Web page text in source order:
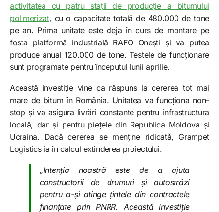
activitatea cu patru stații de producție a bitumului
polimerizat, cu o capacitate totală de 480.000 de tone
pe an. Prima unitate este deja în curs de montare pe
fosta platformă industrială RAFO Onești și va putea
produce anual 120.000 de tone. Testele de funcționare
sunt programate pentru începutul lunii aprilie.
Această investiție vine ca răspuns la cererea tot mai
mare de bitum în România. Unitatea va funcționa non-
stop și va asigura livrări constante pentru infrastructura
locală, dar și pentru piețele din Republica Moldova și
Ucraina. Dacă cererea se menține ridicată, Grampet
Logistics ia în calcul extinderea proiectului.
„Intenția noastră este de a ajuta
constructorii de drumuri și autostrăzi
pentru a-și atinge țintele din contractele
finanțate prin PNRR. Această investiție